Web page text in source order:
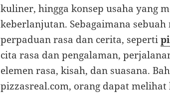
kuliner, hingga konsep usaha yang
keberlanjutan. Sebagaimana
perpaduan rasa dan cerita, seperti
cita rasa dan pengalaman,
elemen rasa, kisah, dan suasana.
pizzasreal.com, orang dapat